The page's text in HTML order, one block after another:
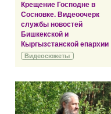
Крещение Господне в
Сосновке. Видеоочерк
службы новостей
Бишкекской и
Кыргызстанской епархии
Видеосюжеты